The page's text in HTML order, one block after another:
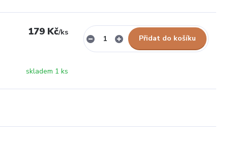
179 Kč/ks
skladem 1 ks
Přidat do košíku